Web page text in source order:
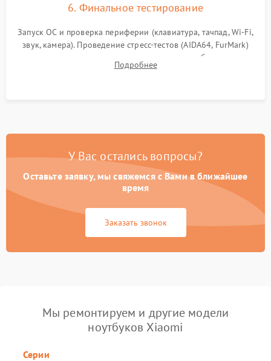
6. Финальное тестирование
Запуск ОС и проверка периферии (клавиатура, тачпад, Wi-Fi,
звук, камера). Проведение стресс-тестов (AIDA64, FurMark)
для контроля температурного режима и стабильности
системы под пиковой нагрузкой.
Подробнее
У Вас остались вопросы?
Оставьте заявку, мы свяжемся с Вами в ближайшее
время
Заказать звонок
Мы ремонтируем и другие модели
ноутбуков Xiaomi
Серии